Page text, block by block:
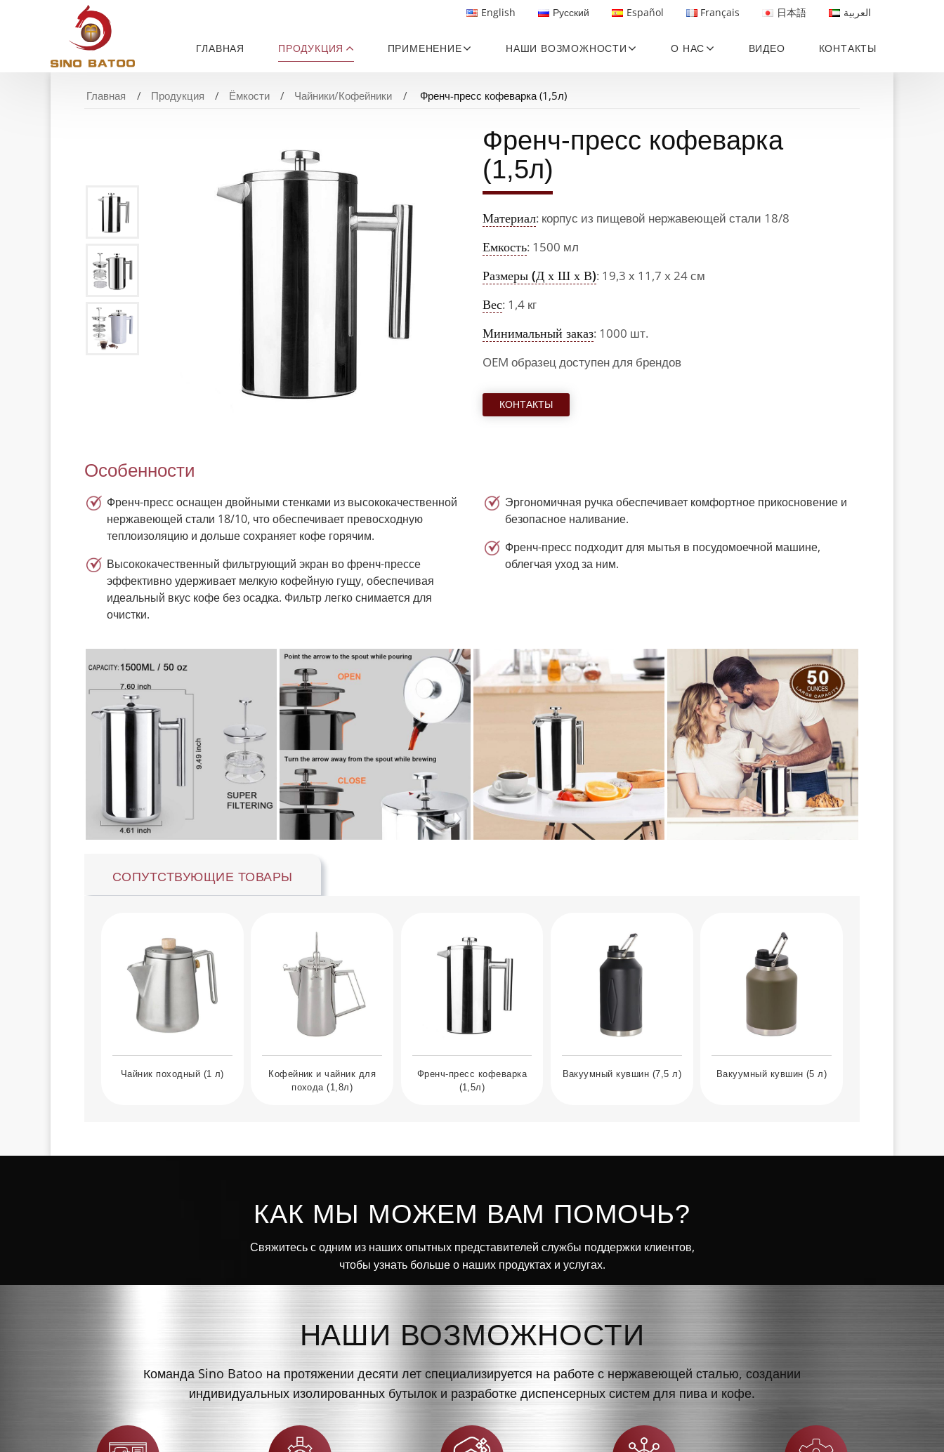
English Русский Español Français 日本語 العربية
ГЛАВНАЯ ПРОДУКЦИЯ ПРИМЕНЕНИЕ НАШИ ВОЗМОЖНОСТИ О НАС ВИДЕО КОНТАКТЫ
Главная Продукция Ёмкости Чайники/Кофейники Френч-пресс кофеварка (1,5л)
Френч-пресс кофеварка
(1,5л)
Материал: корпус из пищевой нержавеющей стали 18/8
Емкость: 1500 мл
Размеры (Д х Ш х В): 19,3 х 11,7 x 24 см
Вес: 1,4 кг
Минимальный заказ: 1000 шт.
OEM образец доступен для брендов
КОНТАКТЫ
Особенности
Френч-пресс оснащен двойными стенками из высококачественной
нержавеющей стали 18/10, что обеспечивает превосходную
теплоизоляцию и дольше сохраняет кофе горячим.
Высококачественный фильтрующий экран во френч-прессе
эффективно удерживает мелкую кофейную гущу, обеспечивая
идеальный вкус кофе без осадка. Фильтр легко снимается для
очистки.
Эргономичная ручка обеспечивает комфортное прикосновение и
безопасное наливание.
Френч-пресс подходит для мытья в посудомоечной машине,
облегчая уход за ним.
СОПУТСТВУЮЩИЕ ТОВАРЫ
Чайник походный (1 л)
Кофейник и чайник для
похода (1,8л)
Френч-пресс кофеварка
(1,5л)
Вакуумный кувшин (7,5 л) Вакуумный кувшин (5 л)
КАК МЫ МОЖЕМ ВАМ ПОМОЧЬ?
Свяжитесь с одним из наших опытных представителей службы поддержки клиентов,
чтобы узнать больше о наших продуктах и услугах.
НАШИ ВОЗМОЖНОСТИ
Команда Sino Batoo на протяжении десяти лет специализируется на работе с нержавеющей сталью, создании
индивидуальных изолированных бутылок и разработке диспенсерных систем для пива и кофе.